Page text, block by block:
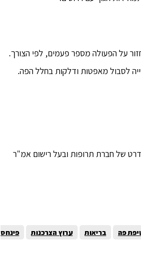
על הפעולה מספר פעמים, לפי הצורך.
לסבול מאפטות ודלקות בחלל הפה.
של חברת תרופות ובעל רישום אמ"ר
פה בריאות ערוץ הצרכנות
פינחס